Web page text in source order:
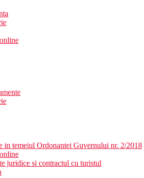
in temeiul Ordonantei Guvernului nr. 2/2018
juridice si contractul cu turistul